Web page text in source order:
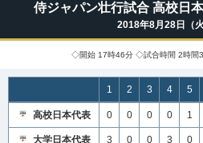
侍ジャパン壮行試合 高校日
2018年8月28日（
◇開始 17時46分 ◇試合時間 2時間
1 2 3 4 5
高校日本代表 0 0 0 0 1
大学日本代表 3 0 0 3 0